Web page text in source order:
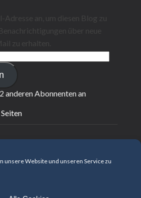
unsere Website und unseren Service zu
an, um diesen Blog zu
über neue
zu erhalten.
anderen Abonnenten an
- März 2022